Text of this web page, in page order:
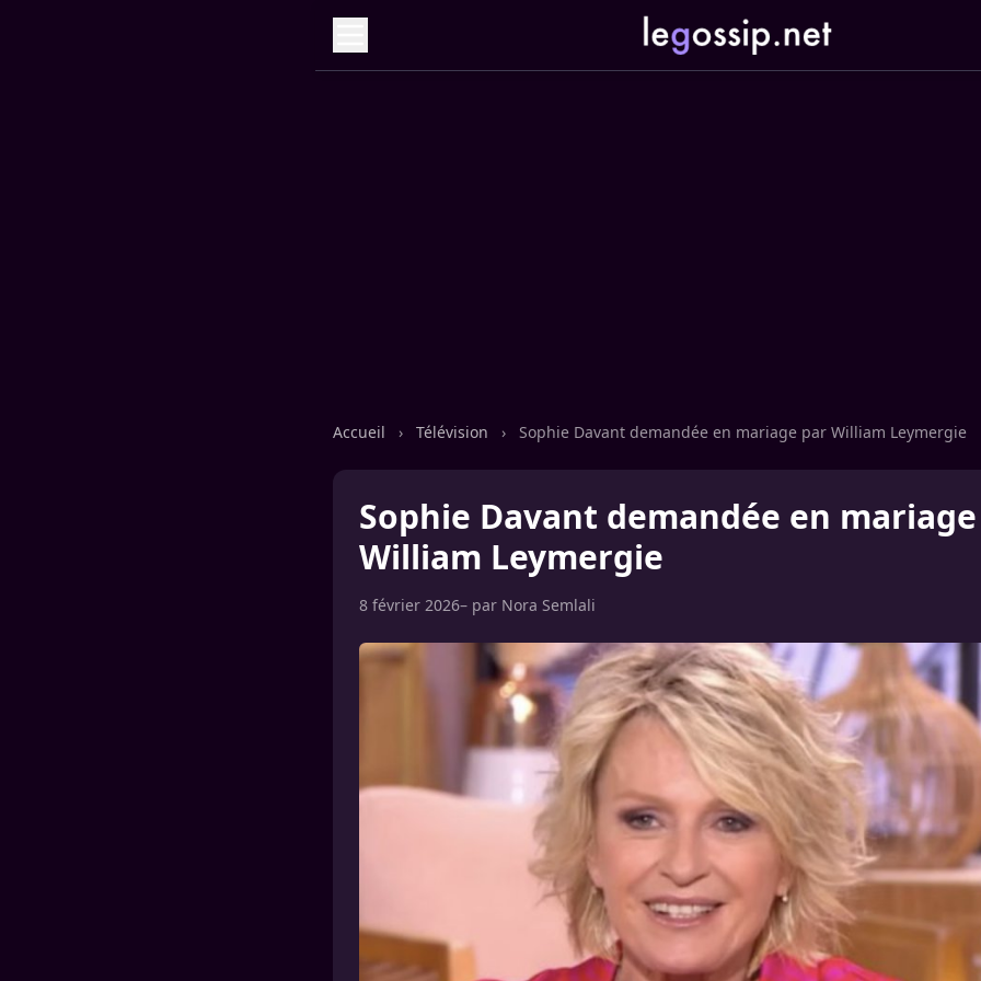
Accueil › Télévision › Sophie Davant demandée en mariage par William Leymergie
Sophie Davant demandée en
William Leymergie
8 février 2026– par Nora Semlali